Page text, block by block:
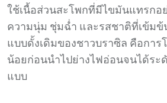
ใช้เนื้อส่วนสะโพกที่มีไขมันแทรกอ
ความนุ่ม ชุ่มฉ่ำ และรสชาติที่เข้มข้
แบบดั้งเดิมของชาวบราซิล คือการโ
น้อยก่อนนำไปย่างไฟอ่อนจนได้ร
แบบ